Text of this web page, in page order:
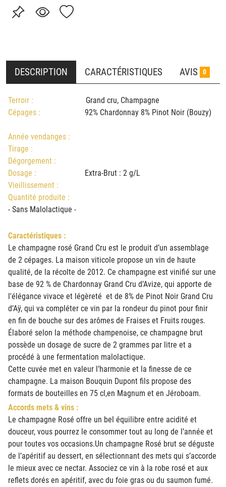
DESCRIPTION CARACTÉRISTIQUES AVIS 0
Terroir :
Grand cru, Champagne
Cépages : 92% Chardonnay 8% Pinot Noir (Bouzy)
Année vendanges :
Tirage :
Dégorgement :
Dosage :
Extra-Brut : 2 g/L
Vieillissement :
Quantité produite :
- Sans Malolactique -
Caractéristiques :
Le champagne rosé Grand Cru est le produit d’un assemblage
de 2 cépages. La maison viticole propose un vin de haute
qualité, de la récolte de 2012. Ce champagne est vinifié sur une
base de 92 % de Chardonnay Grand Cru d’Avize, qui apporte de
l'élégance vivace et légèreté et de 8% de Pinot Noir Grand Cru
d’Aÿ, qui va compléter ce vin par la rondeur du pinot pour finir
en fin de bouche sur des arômes de Fraises et Fruits rouges.
Élaboré selon la méthode champenoise, ce champagne brut
possède un dosage de sucre de 2 grammes par litre et a
procédé à une fermentation malolactique.
Cette cuvée met en valeur l’harmonie et la finesse de ce
champagne. La maison Bouquin Dupont fils propose des
formats de bouteilles en 75 cl,en Magnum et en Jéroboam.
Accords mets & vins :
Le champagne Rosé offre un bel équilibre entre acidité et
douceur, vous pourrez le consommer tout au long de l’année et
pour toutes vos occasions.Un champagne Rosé brut se déguste
de l’apéritif au dessert, en sélectionnant des mets qui s’accorde
le mieux avec ce nectar. Associez ce vin à la robe rosé et aux
reflets dorés en apéritif, avec du foie gras ou du saumon fumé.